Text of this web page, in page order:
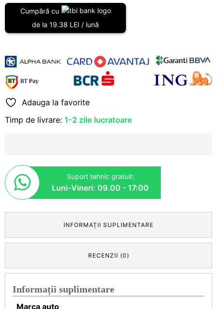
Wrangler
Cumpără cu
de la 19.38 LEI / lună
Adauga la favorite
Timp de livrare: 1-2 zile lucratoare
Suport tehnic gratuit:
Luni-Vineri: 09.00 - 17:00
INFORMAȚII SUPLIMENTARE
RECENZII (0)
Informații suplimentare
Marca auto